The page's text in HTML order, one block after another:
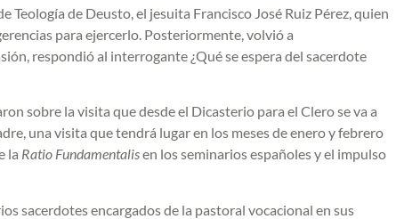
de Deusto, el jesuita Francisco José Ruiz Pérez, quien
para ejercerlo. Posteriormente, volvió a
respondió al interrogante ¿Qué se espera del sacerdote
sobre la visita que desde el Dicasterio para el Clero se va a
una visita que tendrá lugar en los meses de enero y febrero
la Ratio Fundamentalisen los seminarios españoles y el impulso
sacerdotes encargados de la pastoral vocacional en sus